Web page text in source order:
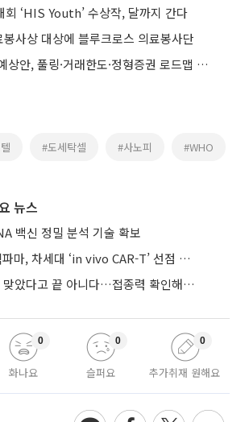
회 ‘HIS Youth’ 수상작, 달까지 간다
사상 대상에 블루크로스 의료봉사단
STO 하위법규 예상안, 풀링·거래한도·정형증권 로드맵 제시
#도세탁셀 #사노피 #WHO
뉴스
백신 정밀 분석 기술 확보
J&J도 참전…빅파마, 차세대 ‘in vivo CAR-T’ 선점 경쟁 본격화
“폐렴구균 백신, 맞았다고 끝 아니다…접종력 확인해야”
화나요
0
슬퍼요
0
추가취재 원해요
0